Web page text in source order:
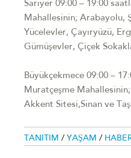
Sarıyer 09:00 – 19:00
Mahallesinin; Arabayolu,
Yücelevler, Çayıryüzü,
Gümüşevler, Çiçek
Büyükçekmece 09:00 –
Muratçeşme
Akkent Sitesi,Sinan ve
TANITIM / YAŞAM /